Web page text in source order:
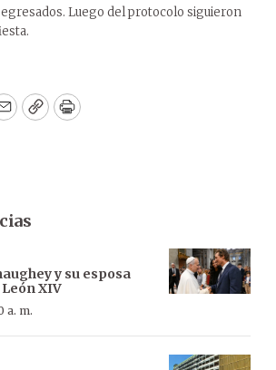
Luego del protocolo siguieron
EmailCopyPrint
y su esposa
XIV
a. m.